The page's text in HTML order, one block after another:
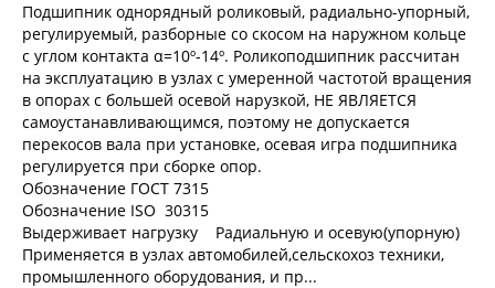
Подшипник однорядный роликовый, радиально-упорный,
регулируемый, разборные со скосом на наружном кольце
с углом контакта α=10º-14º. Роликоподшипник рассчитан
на эксплуатацию в узлах с умеренной частотой вращения
в опорах с большей осевой нарузкой, НЕ ЯВЛЯЕТСЯ
самоустанавливающимся, поэтому не допускается
перекосов вала при установке, осевая игра подшипника
регулируется при сборке опор.
Обозначение ГОСТ 7315
Обозначение ISO 30315
Выдерживает нагрузку Радиальную и осевую(упорную)
Применяется в узлах автомобилей,сельскохоз техники,
промышленного оборудования, и пр...